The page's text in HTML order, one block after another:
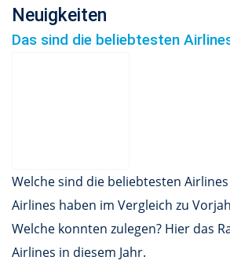
Neuigkeiten
Das sind die beliebtesten
Welche sind die beliebtesten Airlines
Airlines haben im Vergleich zu
Welche konnten zulegen? Hier das
Airlines in diesem Jahr.